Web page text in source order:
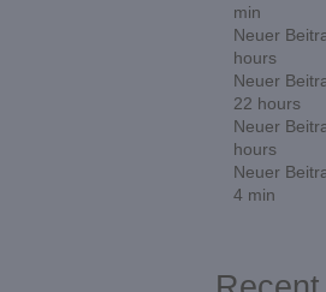
min
Neuer
hours
Neuer
22 hours
Neuer
hours
Neuer
4 min